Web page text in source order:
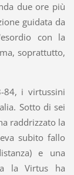
due ore più
guidata da
con la
soprattutto,
84, i virtussini
Sotto di sei
raddrizzato la
subito fallo
e una
la Virtus ha